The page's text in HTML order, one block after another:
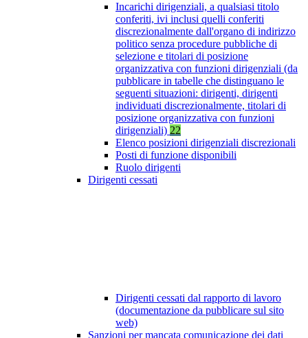
Incarichi dirigenziali, a qualsiasi titolo
conferiti, ivi inclusi quelli conferiti
discrezionalmente dall'organo di indirizzo
politico senza procedure pubbliche di
selezione e titolari di posizione
organizzativa con funzioni dirigenziali (da
pubblicare in tabelle che distinguano le
seguenti situazioni: dirigenti, dirigenti
individuati discrezionalmente, titolari di
posizione organizzativa con funzioni
dirigenziali) 22
Elenco posizioni dirigenziali discrezionali
Posti di funzione disponibili
Ruolo dirigenti
Dirigenti cessati
Dirigenti cessati dal rapporto di lavoro
(documentazione da pubblicare sul sito
web)
Sanzioni per mancata comunicazione dei dati